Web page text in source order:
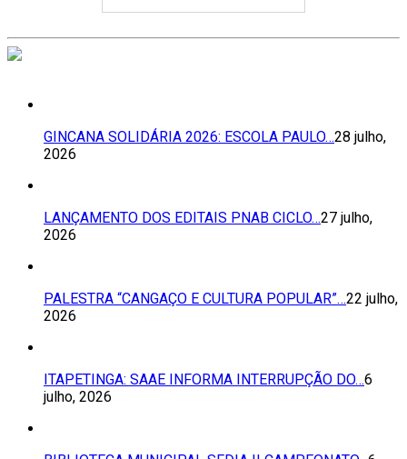
GINCANA SOLIDÁRIA 2026: ESCOLA PAULO…28 julho,
2026
LANÇAMENTO DOS EDITAIS PNAB CICLO…27 julho,
2026
PALESTRA “CANGAÇO E CULTURA POPULAR”…22 julho,
2026
ITAPETINGA: SAAE INFORMA INTERRUPÇÃO DO…6
julho, 2026